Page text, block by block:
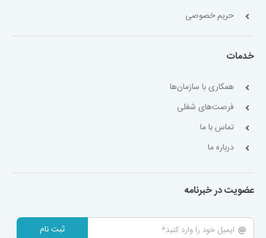
حریم خصوصی
خدمات
همکاری با سازمان‌ها
فرصت‌های شغلی
تماس با ما
درباره ما
عضویت در خبرنامه
ثبت نام